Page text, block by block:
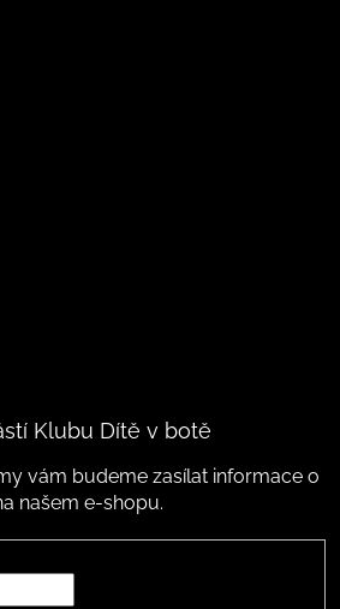
Klubu Dítě v botě
vám budeme zasílat informace o
našem e-shopu.